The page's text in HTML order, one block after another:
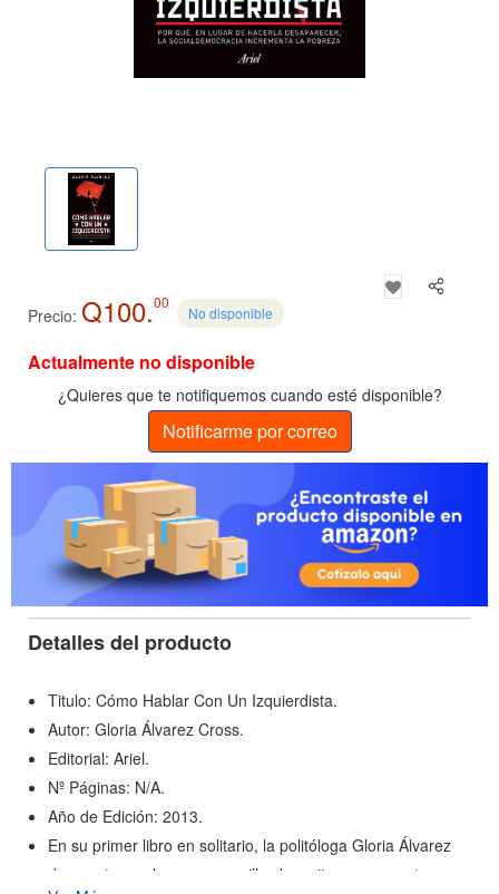
Precio: Q100.00
No disponible
Actualmente no disponible
¿Quieres que te notifiquemos cuando esté disponible?
Notificarme por correo
Detalles del producto
Titulo: Cómo Hablar Con Un Izquierdista.
Autor: Gloria Álvarez Cross.
Editorial: Ariel.
Nº Páginas: N/A.
Año de Edición: 2013.
En su primer libro en solitario, la politóloga Gloria Álvarez
desmonta con humor y sencillez los mitos, argumentos e